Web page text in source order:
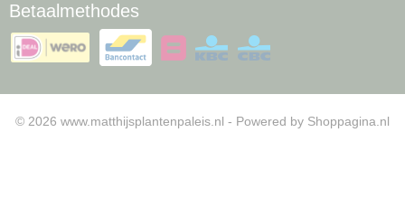
Betaalmethodes
© 2026 www.matthijsplantenpaleis.nl - Powered by Shoppagina.nl